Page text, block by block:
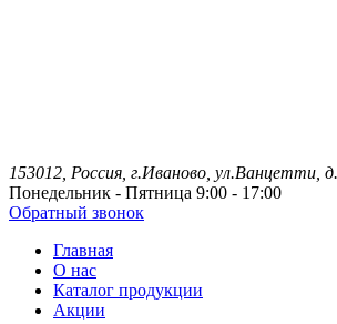
153012, Россия, г.Иваново, ул.Ванцетти,
Понедельник - Пятница 9:00 - 17:00
Обратный звонок
Главная
О нас
Каталог продукции
Акции